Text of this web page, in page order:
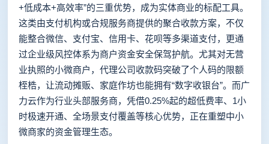
+低成本+高效率”的三重优势，成为实体商业的标配工具。
这类由支付机构或合规服务商提供的聚合收款方案，不仅
能整合微信、支付宝、信用卡、花呗等多渠道支付，更通
过企业级风控体系为商户资金安全保驾护航。尤其对无营
业执照的小微商户，代理公司收款码突破了个人码的限额
桎梏，让流动摊贩、家庭作坊也能拥有“数字收银台”。而广
力云作为行业头部服务商，凭借0.25%起的超低费率、1小
时极速开通、全场景支付覆盖等核心优势，正在重塑中小
微商家的资金管理生态。